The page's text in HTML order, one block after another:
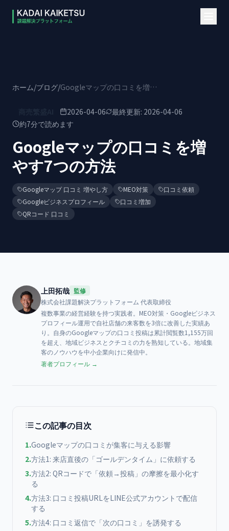
ホーム/ブログ/ Googleマップの口コミを増やす7つの方法
2026-04-06 最終更新: 2026-04-06
約7分で読めます
Googleマップの口コミを増
やす7つの方法
Googleマップ 口コミ 増やし方 MEO対策
口コミ依頼
Googleビジネスプロフィール
口コミ増加
QRコード 口コミ
上田拓哉 監修
株式会社課題解決プラットフォーム 代表取締役
複数事業の経営経験を持つ実践者。MEO対策・Googleビジネス
プロフィール運用で自社店舗の来客数を3倍に改善した実績あ
り。自身のGoogleマップの口コミ投稿は累計閲覧数1,155万回
を超え、地域ビジネスとクチコミの力を熟知している。地域集
客のノウハウを中小企業向けに発信中。
著者プロフィール →
この記事の目次
1.Googleマップの口コミが集客に与える影響
2.方法1: 来店直後の「ゴールデンタイム」に依頼する
3.方法2: QRコードで「依頼→投稿」の摩擦を最小化す
る
4.方法3: 口コミ投稿URLをLINE公式アカウントで配信
する
5.方法4: 口コミ返信で「次の口コミ」を誘発する